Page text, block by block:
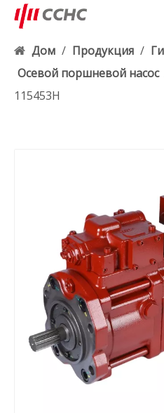
Дом / Продукция /
Осевой поршневой насос
115453H